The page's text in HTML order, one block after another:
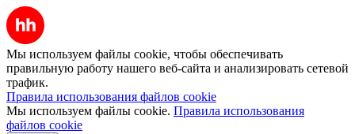
Мы используем файлы cookie, чтобы обеспечивать
правильную работу нашего веб-сайта и анализировать сетевой
трафик.
Правила использования файлов cookie
Мы используем файлы cookie. Правила использования
файлов cookie